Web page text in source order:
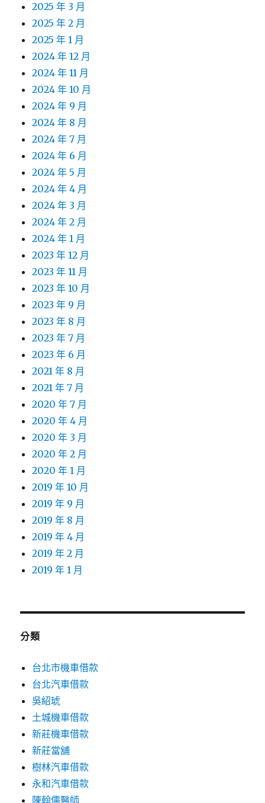
2025 年 3 月
2025 年 2 月
2025 年 1 月
2024 年 12 月
2024 年 11 月
2024 年 10 月
2024 年 9 月
2024 年 8 月
2024 年 7 月
2024 年 6 月
2024 年 5 月
2024 年 4 月
2024 年 3 月
2024 年 2 月
2024 年 1 月
2023 年 12 月
2023 年 11 月
2023 年 10 月
2023 年 9 月
2023 年 8 月
2023 年 7 月
2023 年 6 月
2021 年 8 月
2021 年 7 月
2020 年 7 月
2020 年 4 月
2020 年 3 月
2020 年 2 月
2020 年 1 月
2019 年 10 月
2019 年 9 月
2019 年 8 月
2019 年 4 月
2019 年 2 月
2019 年 1 月
分類
台北市機車借款
台北汽車借款
吳紹琥
土城機車借款
新莊機車借款
新莊當舖
樹林汽車借款
永和汽車借款
陳翰儒醫師